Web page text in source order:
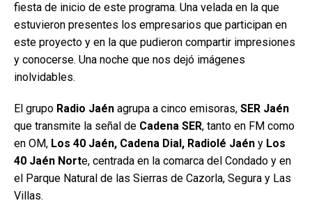
fiesta de inicio de este programa. Una velada en la que
estuvieron presentes los empresarios que participan en
este proyecto y en la que pudieron compartir impresiones
y conocerse. Una noche que nos dejó imágenes
inolvidables.
El grupo Radio Jaén agrupa a cinco emisoras, SER Jaén
que transmite la señal de Cadena SER, tanto en FM como
en OM, Los 40 Jaén, Cadena Dial, Radiolé Jaén y Los
40 Jaén Norte, centrada en la comarca del Condado y en
el Parque Natural de las Sierras de Cazorla, Segura y Las
Villas.